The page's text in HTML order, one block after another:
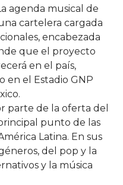
agenda musical de
cartelera cargada
encabezada
que el proyecto
en el país,
en el Estadio GNP
parte de la oferta del
punto de las
Latina. En sus
del pop y la
y la música